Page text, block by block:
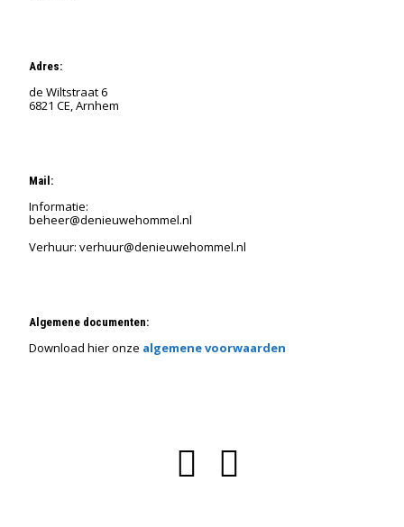
Adres:
de Wiltstraat 6
6821 CE, Arnhem
Mail:
Informatie:
beheer@denieuwehommel.nl
Verhuur: verhuur@denieuwehommel.nl
Algemene documenten:
Download hier onze algemene voorwaarden